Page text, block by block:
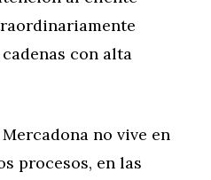
con alta
no vive en
procesos, en las